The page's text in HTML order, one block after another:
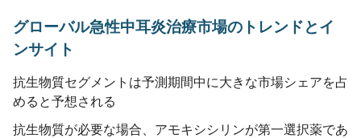
グローバル急性中耳炎治療市場のトレンドとイ
ンサイト
抗生物質セグメントは予測期間中に大きな市場シェアを占
めると予想される
抗生物質が必要な場合、アモキシシリンが第一選択薬であ